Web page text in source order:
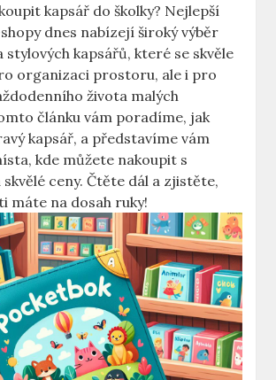
kapsář do školky? Nejlepší
dnes nabízejí široký výběr
stylových kapsářů, které se skvěle
organizaci prostoru, ale i pro
života malých
článku vám poradíme, jak
kapsář, a představíme vám
kde můžete nakoupit s
ceny. Čtěte dál a zjistěte,
máte na dosah ruky!